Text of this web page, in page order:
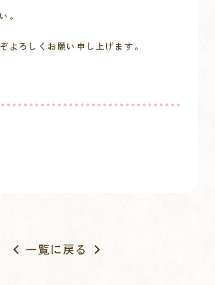
。
よろしくお願い申し上げます。
一覧に戻る